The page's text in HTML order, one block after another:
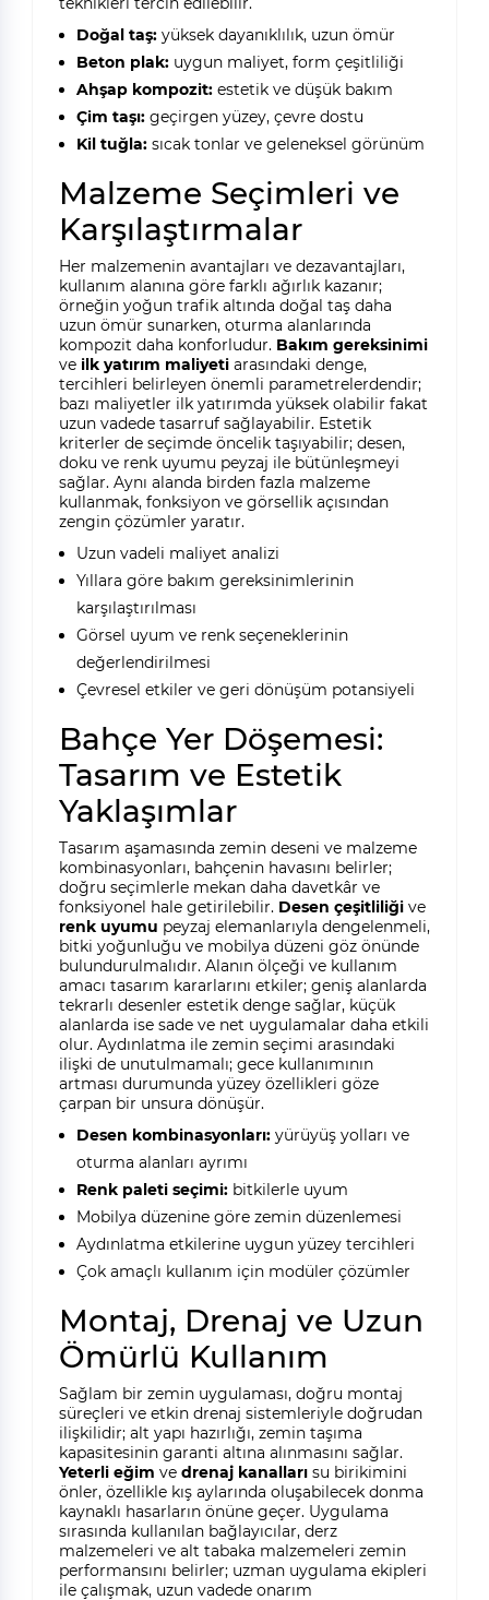
Doğal taş:yüksek dayanıklılık, uzun ömür
Beton plak:uygun maliyet, form çeşitliliği
Ahşap kompozit:estetik ve düşük bakım
Çim taşı:geçirgen yüzey, çevre dostu
Kil tuğla:sıcak tonlar ve geleneksel görünüm
Malzeme Seçimleri ve
Karşılaştırmalar
Her malzemenin avantajları ve dezavantajları,
kullanım alanına göre farklı ağırlık kazanır;
örneğin yoğun trafik altında doğal taş daha
uzun ömür sunarken, oturma alanlarında
kompozit daha konforludur. Bakım gereksinimi
ve ilk yatırım maliyetiarasındaki denge,
tercihleri belirleyen önemli parametrelerdendir;
bazı maliyetler ilk yatırımda yüksek olabilir fakat
uzun vadede tasarruf sağlayabilir. Estetik
kriterler de seçimde öncelik taşıyabilir; desen,
doku ve renk uyumu peyzaj ile bütünleşmeyi
sağlar. Aynı alanda birden fazla malzeme
kullanmak, fonksiyon ve görsellik açısından
zengin çözümler yaratır.
Uzun vadeli maliyet analizi
Yıllara göre bakım gereksinimlerinin
karşılaştırılması
Görsel uyum ve renk seçeneklerinin
değerlendirilmesi
Çevresel etkiler ve geri dönüşüm potansiyeli
Bahçe Yer Döşemesi:
Tasarım ve Estetik
Yaklaşımlar
Tasarım aşamasında zemin deseni ve malzeme
kombinasyonları, bahçenin havasını belirler;
doğru seçimlerle mekan daha davetkâr ve
fonksiyonel hale getirilebilir. Desen çeşitliliğive
renk uyumu peyzaj elemanlarıyla dengelenmeli,
bitki yoğunluğu ve mobilya düzeni göz önünde
bulundurulmalıdır. Alanın ölçeği ve kullanım
amacı tasarım kararlarını etkiler; geniş alanlarda
tekrarlı desenler estetik denge sağlar, küçük
alanlarda ise sade ve net uygulamalar daha etkili
olur. Aydınlatma ile zemin seçimi arasındaki
ilişki de unutulmamalı; gece kullanımının
artması durumunda yüzey özellikleri göze
çarpan bir unsura dönüşür.
Desen kombinasyonları:yürüyüş yolları ve
oturma alanları ayrımı
Renk paleti seçimi:bitkilerle uyum
Mobilya düzenine göre zemin düzenlemesi
Aydınlatma etkilerine uygun yüzey tercihleri
Çok amaçlı kullanım için modüler çözümler
Montaj, Drenaj ve Uzun
Ömürlü Kullanım
Sağlam bir zemin uygulaması, doğru montaj
süreçleri ve etkin drenaj sistemleriyle doğrudan
ilişkilidir; alt yapı hazırlığı, zemin taşıma
kapasitesinin garanti altına alınmasını sağlar.
Yeterli eğim ve drenaj kanallarısu birikimini
önler, özellikle kış aylarında oluşabilecek donma
kaynaklı hasarların önüne geçer. Uygulama
sırasında kullanılan bağlayıcılar, derz
malzemeleri ve alt tabaka malzemeleri zemin
performansını belirler; uzman uygulama ekipleri
ile çalışmak, uzun vadede onarım